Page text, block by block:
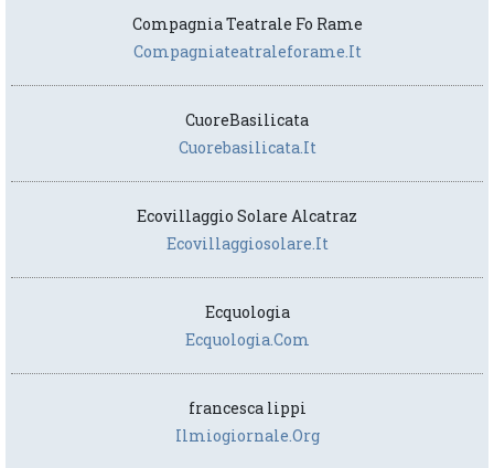
Compagnia Teatrale Fo Rame
Compagniateatraleforame.it
CuoreBasilicata
Cuorebasilicata.it
Ecovillaggio Solare Alcatraz
Ecovillaggiosolare.it
Ecquologia
Ecquologia.com
francesca lippi
Ilmiogiornale.org